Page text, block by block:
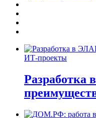
ИТ-проекты
Разработка